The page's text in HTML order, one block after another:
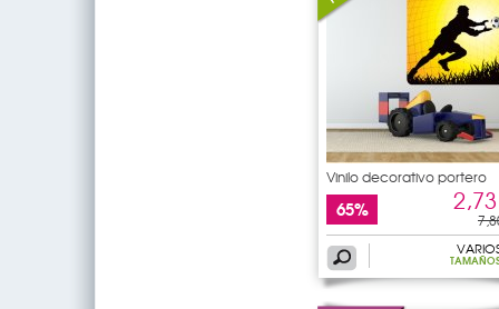
Vinilo decorativo portero
65%